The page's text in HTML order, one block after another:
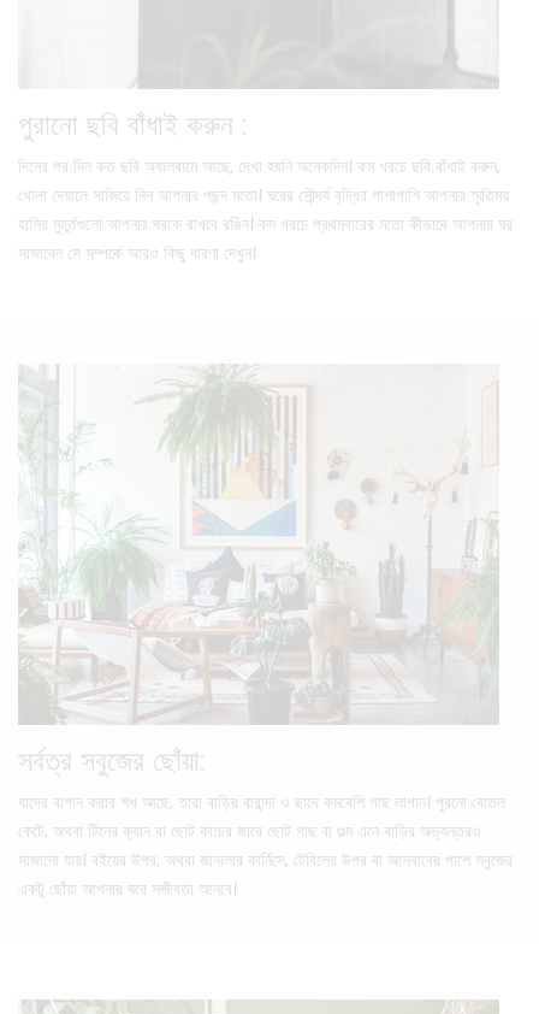
পুরানো ছবি বাঁধাই করুন :
দিনের পর দিন কত ছবি অ্যালবামে আছে, দেখা হয়নি অনেকদিন। কম খরচে ছবি বাঁধাই করুন,
খোলা দেয়ালে সাজিয়ে নিন আপনার পছন্দ মতো। ঘরের সৌন্দর্য বৃদ্ধির পাশাপাশি আপনার স্মৃতিময়
হাসির মুহূর্তগুলো আপনার ঘরকে রাখবে রঙিন। কম খরচে প্রথমবারের মতো কীভাবে আপনার ঘর
সাজাবেন সে সম্পর্কে আরও কিছু ধারণা দেখুন।
সর্বত্র সবুজের ছোঁয়া:
যাদের বাগান করার শখ আছে, তারা বাড়ির বারান্দা ও ছাদে কমবেশি গাছ লাগান। পুরনো বোতল
কেটে, অথবা টিনের ক্যান বা ছোট কাচের জারে ছোট গাছ বা গুল্ম এনে বাড়ির অভ্যন্তরও
সাজানো যায়। বইয়ের উপর, অথবা জানালার কার্নিসে, টেবিলের উপর বা আসবাবের পাশে সবুজের
একটু ছোঁয়া আপনার ঘরে সজীবতা আনবে।